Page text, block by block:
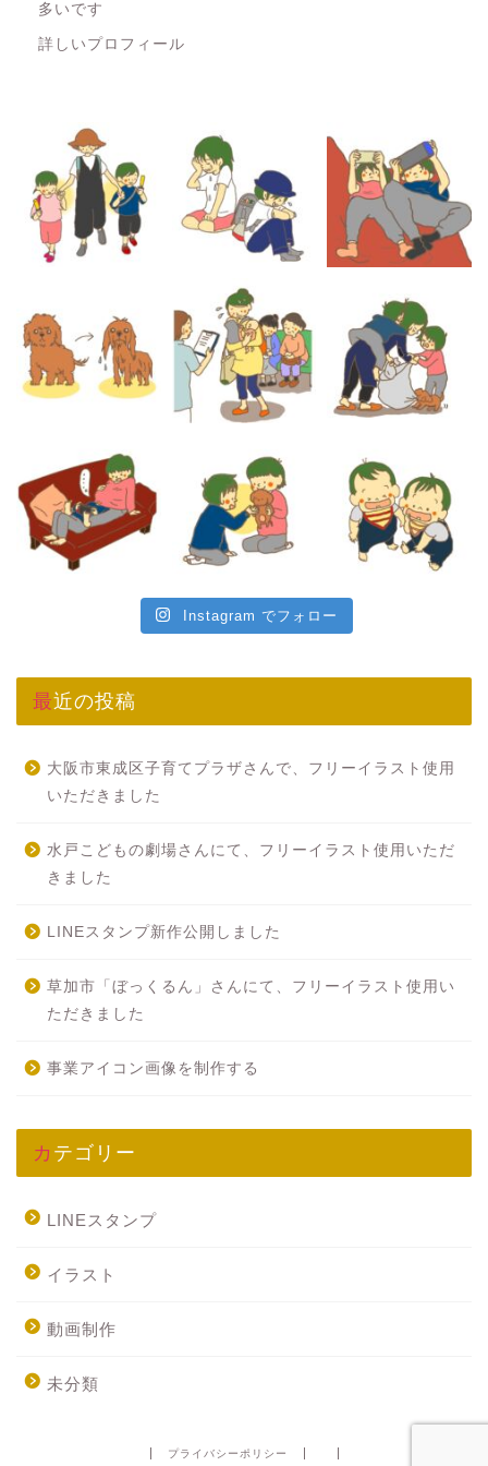
多いです
詳しいプロフィール
Instagram でフォロー
最近の投稿
大阪市東成区子育てプラザさんで、フリーイラスト使用
いただきました
水戸こどもの劇場さんにて、フリーイラスト使用いただ
きました
LINEスタンプ新作公開しました
草加市「ぼっくるん」さんにて、フリーイラスト使用い
ただきました
事業アイコン画像を制作する
カテゴリー
LINEスタンプ
イラスト
動画制作
未分類
プライバシーポリシー